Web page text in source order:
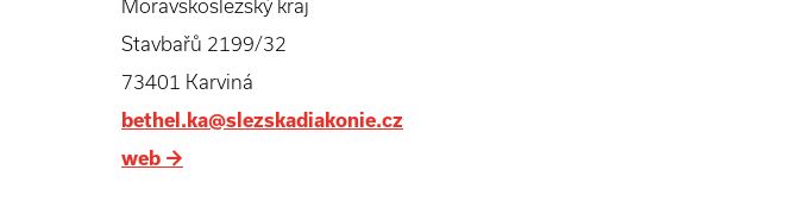
Moravskoslezský kraj
Stavbařů 2199/32
73401 Karviná
bethel.ka@slezskadiakonie.cz
web →